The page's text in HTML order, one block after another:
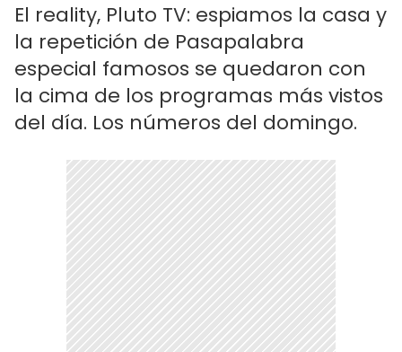
El reality, Pluto TV: espiamos la casa y
la repetición de Pasapalabra
especial famosos se quedaron con
la cima de los programas más vistos
del día. Los números del domingo.